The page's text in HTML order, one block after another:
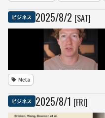
ビジネス 2025/8/2 [SAT]
Meta
ビジネス 2025/8/1 [FRI]